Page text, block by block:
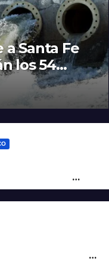
Santa Fe
los 54
nafta súper superó